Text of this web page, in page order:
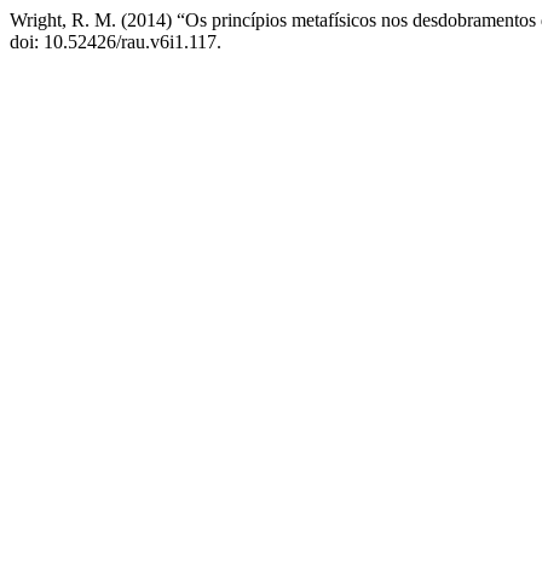
Wright, R. M. (2014) “Os princípios metafísicos nos
doi: 10.52426/rau.v6i1.117.